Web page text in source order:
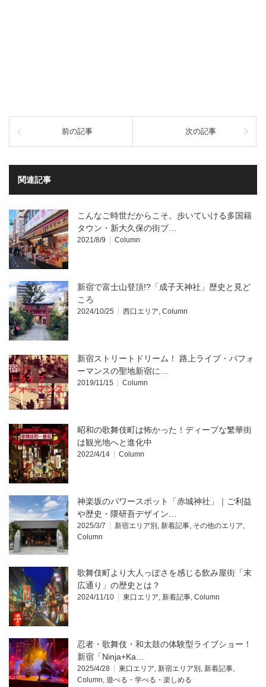
前の記事 次の記事
関連記事
こんなご時世だからこそ。歩いていける多国籍
タウン・新大久保の街ブ…
2021/8/9 Column
新宿で富士山登頂!?「成子天神社」歴史と見ど
ころ
2024/10/25 西口エリア, Column
新宿ストリートドリーム！ 路上ライブ・パフォ
ーマンスの聖地新宿に…
2019/11/15 Column
昭和の歌舞伎町は怖かった！ディープな繁華街
は観光地へと進化中
2022/4/14 Column
神楽坂のパワースポット「赤城神社」｜ご利益
や歴史・隈研吾デザイン…
2025/3/7 新宿エリア別 , 新着記事, その他のエリア,
Column
歌舞伎町より大人っぽさを感じる飲み屋街「末
広通り」の歴史とは？
2024/11/10 東口エリア, 新着記事, Column
忍者・歌舞伎・和太鼓の体験型ライブショー！
新宿「Ninja+Ka…
2025/4/28 東口エリア, 新宿エリア別 , 新着記事,
Column, 遊べる・学べる・楽しめる